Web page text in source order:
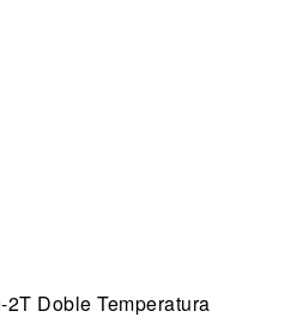
Doble Temperatura